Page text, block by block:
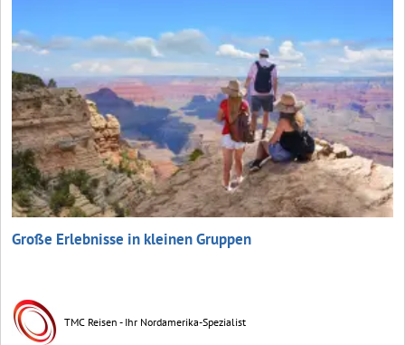
Große Erlebnisse in kleinen Gruppen
TMC Reisen - Ihr Nordamerika-Spezialist